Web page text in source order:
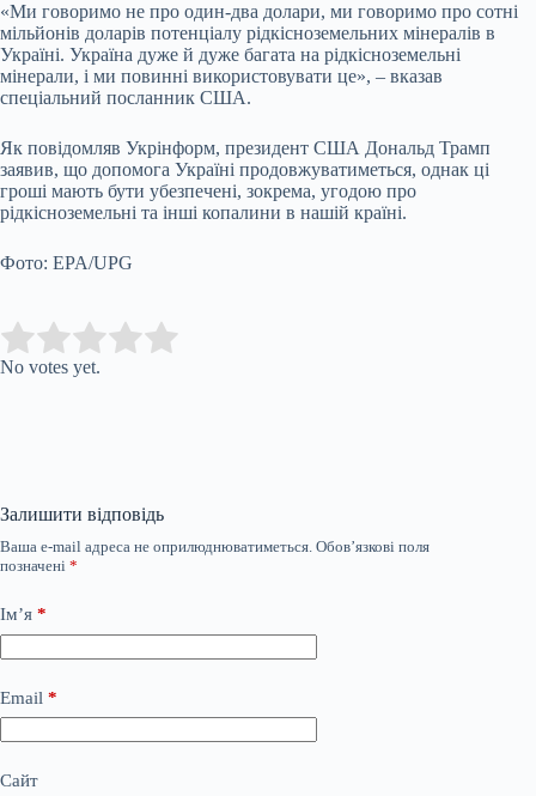
«Ми говоримо не про один-два долари, ми говоримо про сотні
мільйонів доларів потенціалу рідкісноземельних мінералів в
Україні. Україна дуже й дуже багата на рідкісноземельні
мінерали, і ми повинні використовувати це», – вказав
спеціальний посланник США.
Як повідомляв Укрінформ, президент США Дональд Трамп
заявив, що допомога Україні продовжуватиметься, однак ці
гроші мають бути убезпечені, зокрема, угодою про
рідкісноземельні та інші копалини в нашій країні.
Фото: EPA/UPG
Rate this item:
No votes yet.
Залишити відповідь
Ваша e-mail адреса не оприлюднюватиметься. Обов’язкові поля
позначені *
Ім’я *
Email *
Сайт